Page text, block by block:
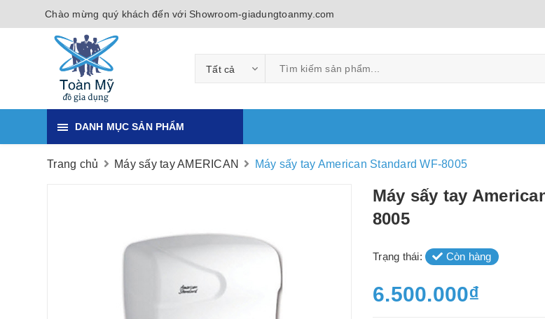
Chào mừng quý khách đến với Showroom-giadungtoanmy.com
Tất cả
DANH MỤC SẢN PHẨM
Trang chủ Máy sấy tay AMERICAN Máy sấy tay American Standard WF-8005
Máy sấy tay
8005
Trạng thái: Còn hàng
6.500.000₫